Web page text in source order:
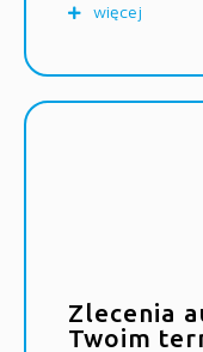
więcej
transakcje są
(dla kupna)
kursem na
do transakcji
minimalna
jednostek
Zlecenia
Twoim